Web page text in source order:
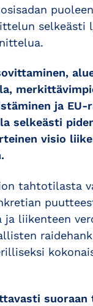
selkeästi
ja EU-
selkeästi
visio
tahtotilasta
liikenteen